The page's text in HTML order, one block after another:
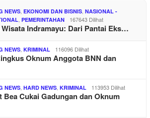
NEWS, EKONOMI DAN BISNIS, NASIONAL -
, PEMERINTAHAN 167643 Dilihat
Wisata Indramayu: Dari Pantai Eks…
NEWS, KRIMINAL 116096 Dilihat
Oknum Anggota BNN dan
NEWS, HARD NEWS, KRIMINAL 113953 Dilihat
Bea Cukai Gadungan dan Oknum